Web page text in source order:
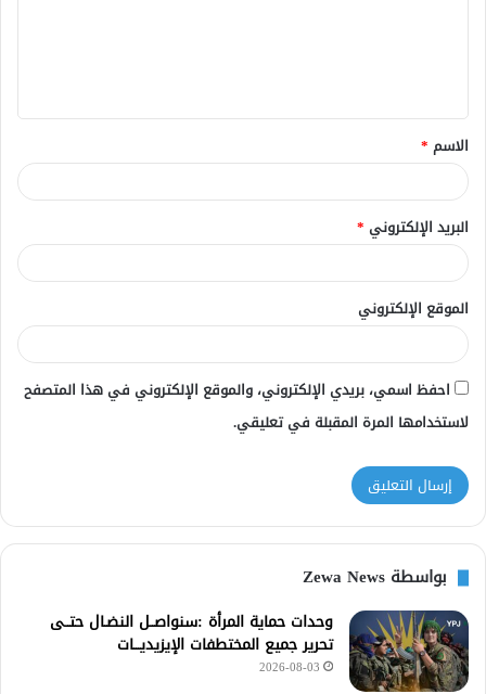
ق
*
الاسم *
البريد الإلكتروني *
الموقع الإلكتروني
احفظ اسمي، بريدي الإلكتروني، والموقع الإلكتروني في هذا المتصفح
لاستخدامها المرة المقبلة في تعليقي.
بواسطة Zewa News
وحدات حماية المرأة :سنواصــل النضـال حتــى
تحرير جميع المختطفات الإيزيديـــات
2026-08-03